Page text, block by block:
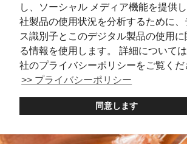
し、ソーシャル メディア機能を提供
社製品の使用状況を分析するために、
ス識別子とこのデジタル製品の使用に
る情報を使用します。 詳細について
社のプライバシーポリシーをご覧くだ
>> プライバシーポリシー
同意します
SNS映えする見た目にも力を入れた『NEO寿
リエーションはますます豊かになっています
前線を体...
新宿 Sushi